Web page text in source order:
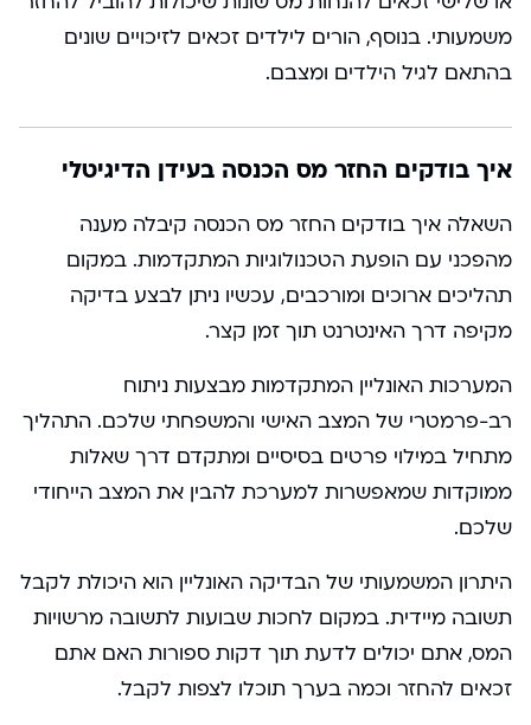
משמעותי. בנוסף, הורים לילדים זכאים לזיכויים שונים
בהתאם לגיל הילדים ומצבם.
איך בודקים החזר מס הכנסה בעידן הדיגיטלי
השאלה איך בודקים החזר מס הכנסה קיבלה מענה
מהפכני עם הופעת הטכנולוגיות המתקדמות. במקום
תהליכים ארוכים ומורכבים, עכשיו ניתן לבצע בדיקה
מקיפה דרך האינטרנט תוך זמן קצר.
המערכות האונליין המתקדמות מבצעות ניתוח
רב-פרמטרי של המצב האישי והמשפחתי שלכם. התהליך
מתחיל במילוי פרטים בסיסיים ומתקדם דרך שאלות
ממוקדות שמאפשרות למערכת להבין את המצב הייחודי
שלכם.
היתרון המשמעותי של הבדיקה האונליין הוא היכולת לקבל
תשובה מיידית. במקום לחכות שבועות לתשובה מרשויות
המס, אתם יכולים לדעת תוך דקות ספורות האם אתם
זכאים להחזר וכמה בערך תוכלו לצפות לקבל.